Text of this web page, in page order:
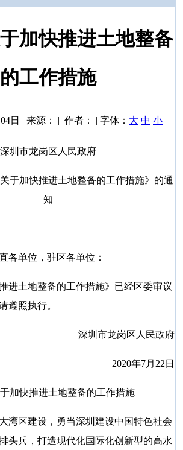
加快推进土地整备
的工作措施
日 | 来源： | 作者： | 字体： 大 中 小
深圳市龙岗区人民政府
于加快推进土地整备的工作措施》的通
知
各单位，驻区各单位：
进土地整备的工作措施》已经区委审议
遵照执行。
深圳市龙岗区人民政府
2020年7月22日
加快推进土地整备的工作措施
湾区建设，勇当深圳建设中国特色社会
头兵，打造现代化国际化创新型的高水